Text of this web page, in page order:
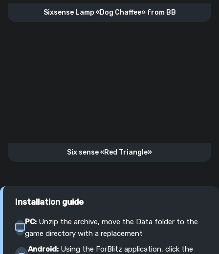
Sixsense Lamp «Dog Chaffee» from BB
Six sense «Red Triangle»
Installation guide
PC: Unzip the archive, move the Data folder to the
game directory with a replacement
Android: Using the ForBlitz application, click the